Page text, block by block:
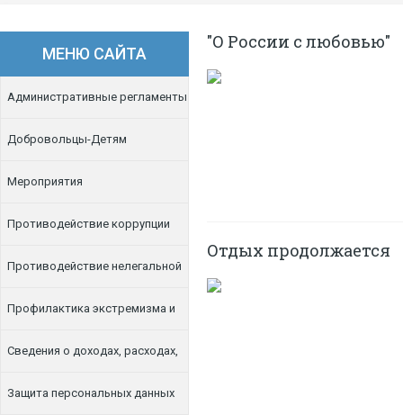
МЕНЮ САЙТА
Административные регламенты
Добровольцы-Детям
Мероприятия
Противодействие коррупции
Противодействие нелегальной
занятости
Профилактика экстремизма и
терроризма
Сведения о доходах, расходах,
об имуществе и обязательствах
Защита персональных данных
"О России с любовью"
Отдых продолжается